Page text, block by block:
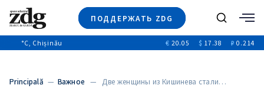
ПОДДЕРЖАТЬ ZDG
Новости
Расследования
Поиск
°C, Chișinău € 20.05 $ 17.38 ₽ 0.214
Principală — Важное — Две женщины из Кишинева стали…